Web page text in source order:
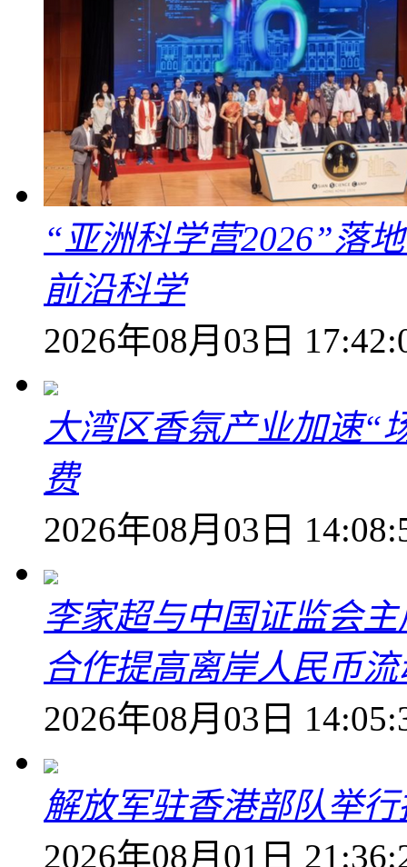
“亚洲科学营2026”落
前沿科学
2026年08月03日
大湾区香氛产业加速“
费
2026年08月03日
李家超与中国证监会
合作提高离岸人民币
2026年08月03日
解放军驻香港部队举
2026年08月01日